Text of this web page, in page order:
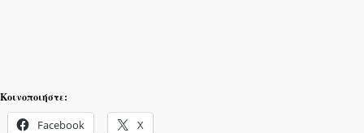
Κοινοποιήστε:
Facebook X